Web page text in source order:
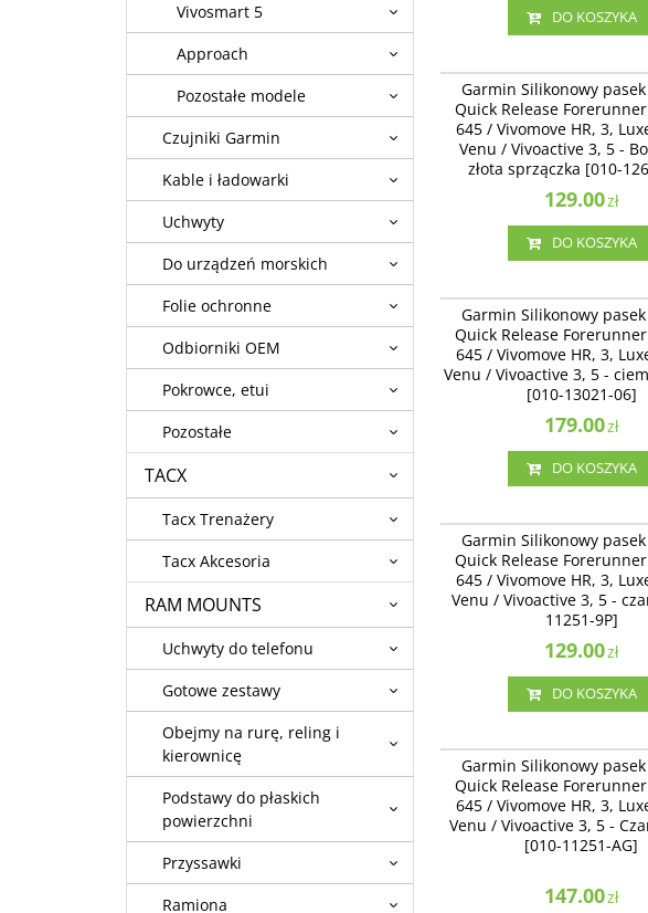
DO KOSZYKA
Garmin Silikonowy pasek 20 mm
Release Forerunner 55, 245, 645 /
HR, 3, Luxe, Style / Venu /
Bordowy / złota sprzączka [010-
Garmin Silikonowy
Quick Release
645 / Vivomove HR, 3,
Venu / Vivoactive 3, 5 -
złota sprzączka [010-
129.00zł
DO KOSZYKA
Garmin Silikonowy pasek 20 mm
Release Forerunner 55, 245, 645 /
HR, 3, Luxe, Style / Venu /
ciemnozielony [010-13021-06]
Garmin Silikonowy
Quick Release
645 / Vivomove HR, 3,
Venu / Vivoactive 3, 5 -
[010-13021-06]
179.00zł
DO KOSZYKA
Garmin Silikonowy pasek 20 mm
Release Forerunner 55, 245, 645 /
HR, 3, Luxe, Style / Venu /
[010-11251-9P]
Garmin Silikonowy
Quick Release
645 / Vivomove HR, 3,
Venu / Vivoactive 3, 5 -
11251-9P]
129.00zł
DO KOSZYKA
Garmin Silikonowy pasek 20 mm
Release Forerunner 55, 245, 645 /
HR, 3, Luxe, Style / Venu /
Czarny szary [010-11251-AG]
Garmin Silikonowy
Quick Release
645 / Vivomove HR, 3,
Venu / Vivoactive 3, 5 -
[010-11251-AG]
147.00zł
Vivosmart 5
Approach
Pozostałe modele
Czujniki Garmin
Kable i ładowarki
Uchwyty
Do urządzeń morskich
Folie ochronne
Odbiorniki OEM
Pokrowce, etui
Pozostałe
TACX
Tacx Trenażery
Tacx Akcesoria
RAM MOUNTS
Uchwyty do telefonu
Gotowe zestawy
Obejmy na rurę, reling i
kierownicę
Podstawy do płaskich
powierzchni
Przyssawki
Ramiona